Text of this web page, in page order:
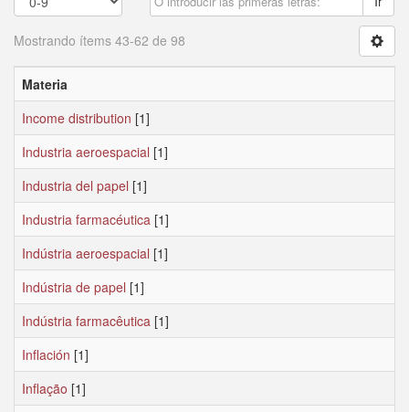
Mostrando ítems 43-62 de 98
Materia
Income distribution [1]
Industria aeroespacial [1]
Industria del papel [1]
Industria farmacéutica [1]
Indústria aeroespacial [1]
Indústria de papel [1]
Indústria farmacêutica [1]
Inflación [1]
Inflação [1]